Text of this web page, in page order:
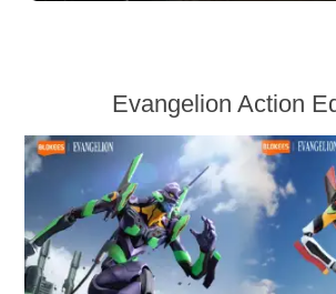
Evangelion Action